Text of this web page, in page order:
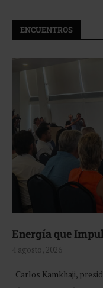
ENCUENTROS
Energía que
4 agosto, 2026
Carlos Kamkhaji,